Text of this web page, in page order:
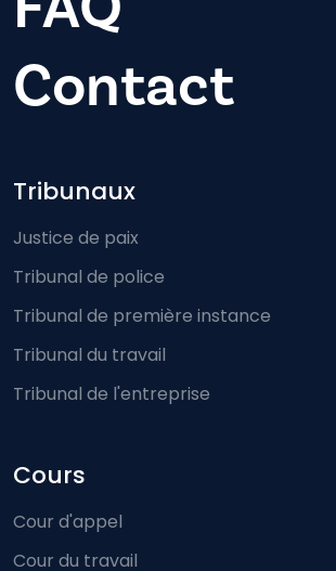
Contact
Footer-menu
Tribunaux
Justice de paix
Tribunal de police
Tribunal de première instance
Tribunal du travail
Tribunal de l'entreprise
Cours
Cour d'appel
Cour du travail